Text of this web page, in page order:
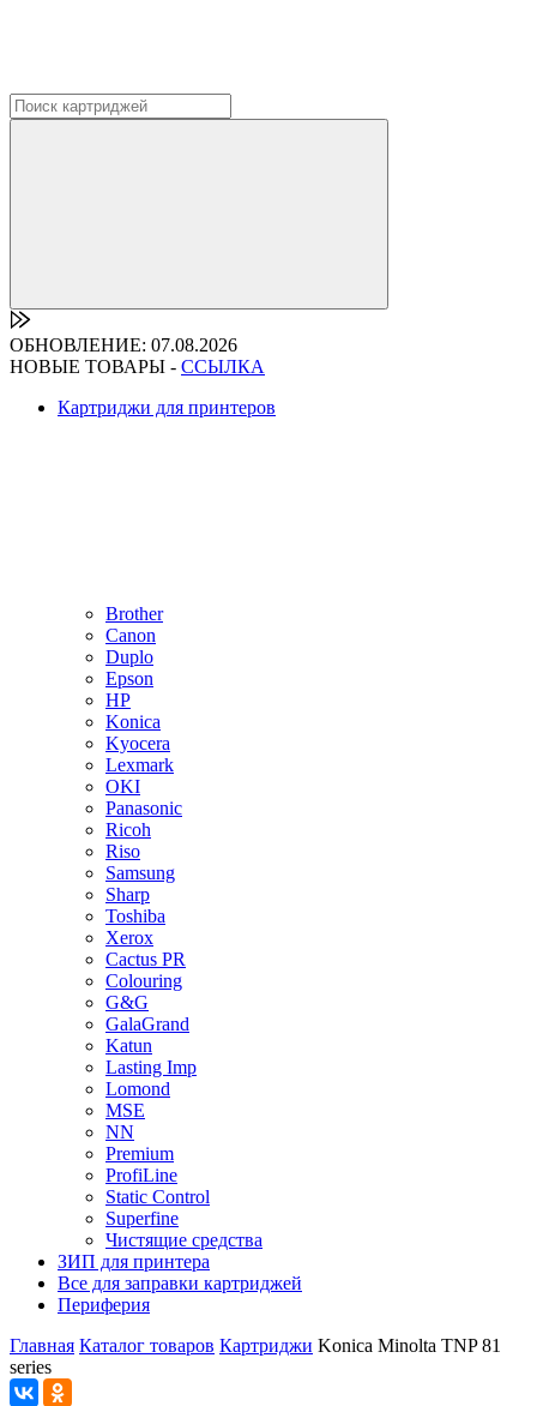
ОБНОВЛЕНИЕ: 07.08.2026
НОВЫЕ ТОВАРЫ - ССЫЛКА
Картриджи для принтеров
Brother
Canon
Duplo
Epson
HP
Konica
Kyocera
Lexmark
OKI
Panasonic
Ricoh
Riso
Samsung
Sharp
Toshiba
Xerox
Cactus PR
Colouring
G&G
GalaGrand
Katun
Lasting Imp
Lomond
MSE
NN
Premium
ProfiLine
Static Control
Superfine
Чистящие средства
ЗИП для принтера
Все для заправки картриджей
Периферия
Главная Каталог товаров Картриджи Konica Minolta TNP 81
series